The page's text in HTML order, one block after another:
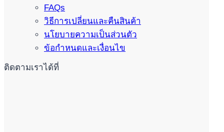
FAQs
วิธีการเปลี่ยนและคืนสินค้า
นโยบายความเป็นส่วนตัว
ข้อกำหนดและเงื่อนไข
ติดตามเราได้ที่